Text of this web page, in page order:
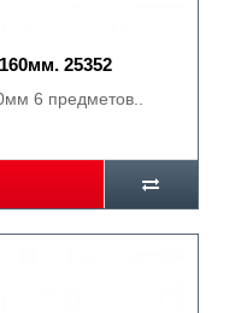
25352
6 предметов..